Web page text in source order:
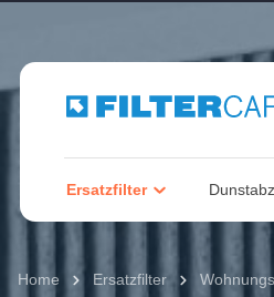
Home Ersatzfilter